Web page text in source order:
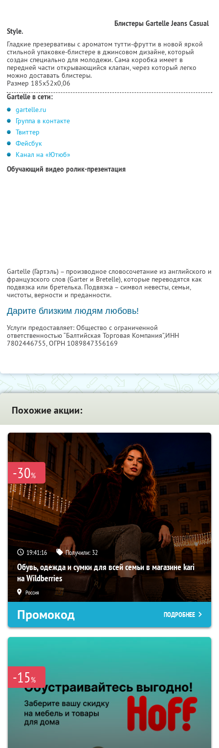
Блистеры Gartelle Jeans Casual
Style.
Гладкие презервативы с ароматом тутти-фрутти в новой яркой
стильной упаковке-блистере в джинсовом дизайне, который
создан специально для молодежи. Сама коробка имеет в
передней части открывающийся клапан, через который легко
можно доставать блистеры.
Размер 185х52х0,06
Gartelle в сети:
gartelle.ru
Группа в контакте
Твиттер
Фейсбук
Канал на «Ютюб»
Обучающий видео ролик-презентация
Gartelle (Гартэль) – производное словосочетание из английского и
французского слов (Garter и Bretelle), которые переводятся как
подвязка или бретелька. Подвязка – символ невесты, семьи,
чистоты, верности и преданности.
Дарите близким людям любовь!
Услуги предоставляет: Общество с ограниченной
ответственностью “Балтийская Торговая Компания”,ИНН
7802446755, ОГРН 1089847356169
Похожие акции:
-30%
19:41:15 Получили: 32
Обувь, одежда и сумки для всей семьи в магазине kari
на Wildberries
Россия
Промокод ПОДРОБНЕЕ
-15%